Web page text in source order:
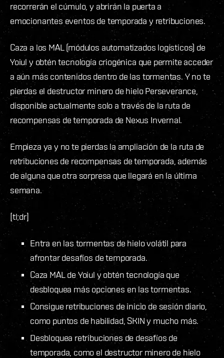
recorrerán el cúmulo, y abrirán la puerta a
emocionantes eventos de temporada y retribuciones.
Caza a los MAL (módulos automatizados logísticos) de
Yoiul y obtén tecnología criogénica que permite acceder
a aún más contenidos dentro de las tormentas. Y no te
pierdas el destructor minero de hielo Perseverance,
disponible actualmente solo a través de la ruta de
recompensas de temporada de Nexus Invernal.
Empieza ya y no te pierdas la ampliación de la ruta de
retribuciones de recompensas de temporada, además
de alguna que otra sorpresa que llegará en la última
semana.
[tl;dr]
Entra en las tormentas de hielo volátil para
afrontar desafíos de temporada.
Caza MAL de Yoiul y obtén tecnología que
desbloquea más opciones en las tormentas.
Consigue retribuciones de inicio de sesión diario,
como puntos de habilidad, SKIN y mucho más.
Desbloquea retribuciones de desafíos de
temporada, como el destructor minero de hielo